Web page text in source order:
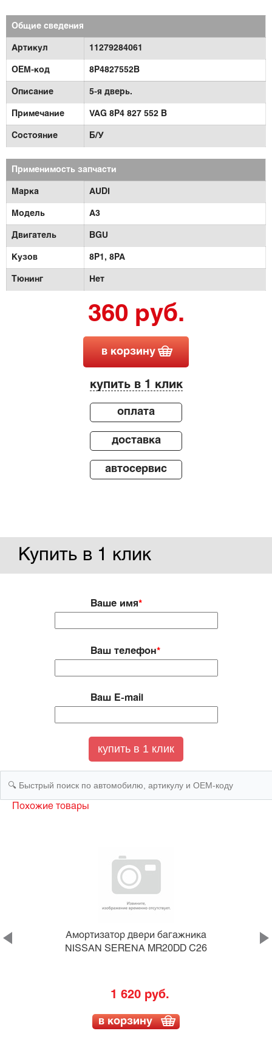
Общие сведения
Артикул 11279284061
OEM-код 8Р4827552В
Описание 5-я дверь.
Примечание VAG 8P4 827 552 B
Состояние Б/У
Применимость запчасти
Марка AUDI
Модель A3
Двигатель BGU
Кузов 8P1, 8PA
Тюнинг Нет
360 руб.
в корзину
купить в 1 клик
оплата
доставка
автосервис
Купить в 1 клик
Ваше имя*
Ваш телефон*
Ваш E-mail
Похожие товары
Амортизатор двери багажника
NISSAN SERENA MR20DD C26
1 620 руб.
в корзину